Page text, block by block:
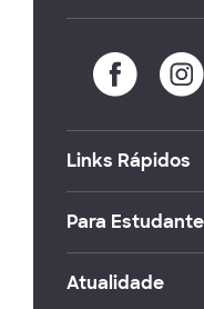
Links Rápidos
Para
Atualidade